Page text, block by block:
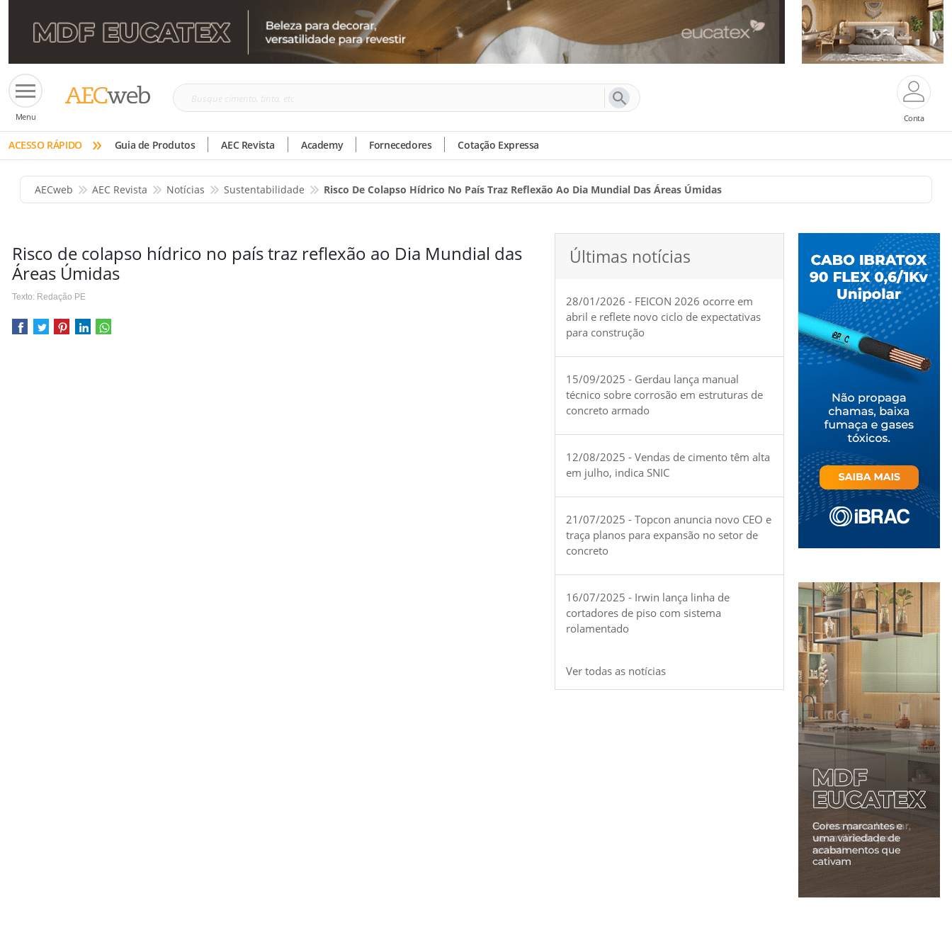
Menu
Busque
tinta,
etc
Conta
ACESSO RÁPIDO » Guia de Produtos AEC Revista Academy Fornecedores Cotação Expressa
AECweb AEC Revista Notícias Sustentabilidade Risco De Colapso Hídrico No País Traz Reflexão Ao Dia Mundial Das Áreas Úmidas
Risco de colapso hídrico no país traz reflexão ao Dia Mundial das
Áreas Úmidas
Texto: Redação PE
Últimas notícias
28/01/2026 - FEICON 2026 ocorre em
abril e reflete novo ciclo de expectativas
para construção
15/09/2025 - Gerdau lança manual
técnico sobre corrosão em estruturas de
concreto armado
12/08/2025 - Vendas de cimento têm alta
em julho, indica SNIC
21/07/2025 - Topcon anuncia novo CEO e
traça planos para expansão no setor de
concreto
16/07/2025 - Irwin lança linha de
cortadores de piso com sistema
rolamentado
Ver todas as notícias